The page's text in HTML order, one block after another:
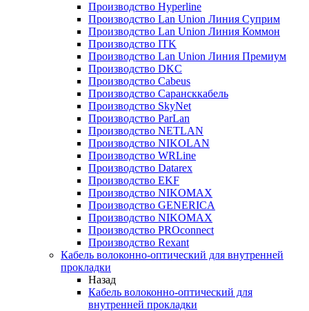
Производство Hyperline
Производство Lan Union Линия Суприм
Производство Lan Union Линия Коммон
Производство ITK
Производство Lan Union Линия Премиум
Производство DKC
Производство Cabeus
Производство Сарансккабель
Производство SkyNet
Производство ParLan
Производство NETLAN
Производство NIKOLAN
Производство WRLine
Производство Datarex
Производство EKF
Производство NIKOMAX
Производство GENERICA
Производство NIKOMAX
Производство PROconnect
Производство Rexant
Кабель волоконно-оптический для внутренней
прокладки
Назад
Кабель волоконно-оптический для
внутренней прокладки